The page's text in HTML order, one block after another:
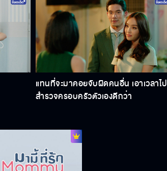
แทนที่จะมาคอยจับผิดคนอื่น เอาเวลาไป
สำรวจครอบครัวตัวเองดีกว่า